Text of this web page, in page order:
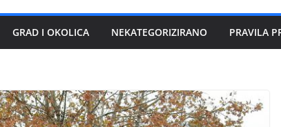
GRAD I OKOLICA NEKATEGORIZIRANO PRAVILA